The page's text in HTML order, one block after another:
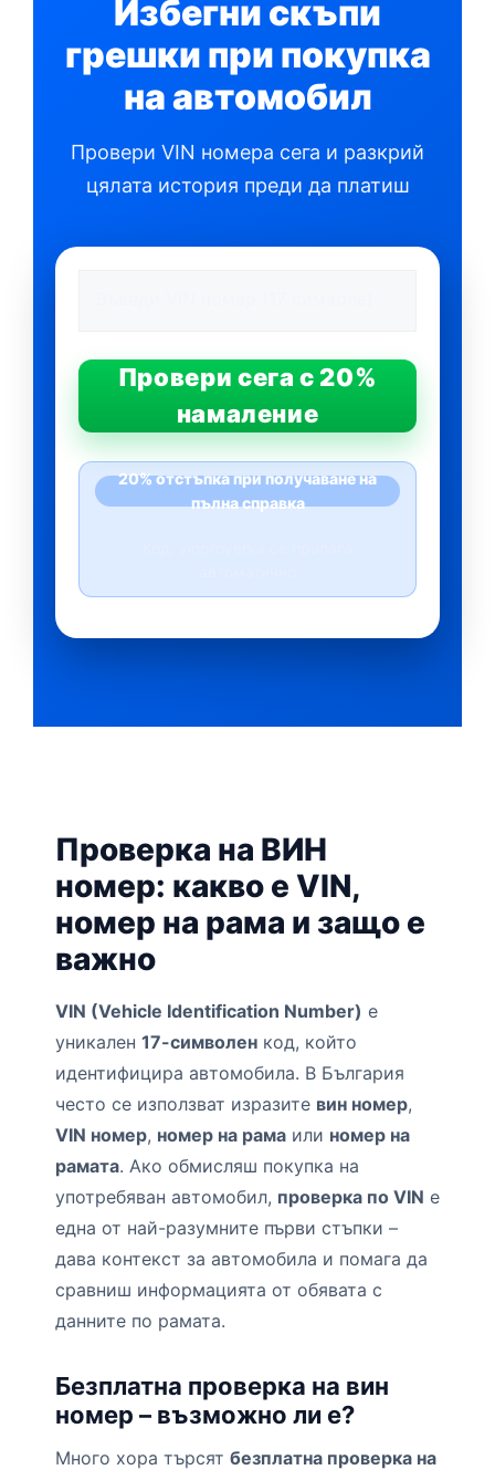
Избегни скъпи
грешки при покупка
на автомобил
Провери VIN номера сега и разкрий
цялата история преди да платиш
Провери сега с 20%
намаление
20% отстъпка при получаване на
пълна справка
Проверка на ВИН
номер: какво е VIN,
номер на рама и защо е
важно
VIN (Vehicle Identification Number) е
уникален 17-символен код, който
идентифицира автомобила. В България
често се използват изразите вин номер,
VIN номер, номер на рама или номер на
рамата. Ако обмисляш покупка на
употребяван автомобил, проверка по VIN е
една от най-разумните първи стъпки –
дава контекст за автомобила и помага да
сравниш информацията от обявата с
данните по рамата.
Безплатна проверка на вин
номер – възможно ли е?
Много хора търсят безплатна проверка на